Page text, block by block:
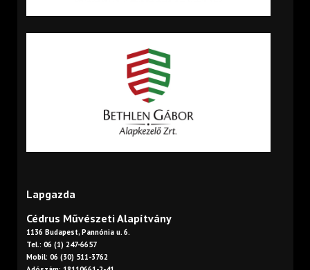
Lapgazda
Cédrus Művészeti Alapítvány
1136 Budapest, Pannónia u. 6.
Tel.: 06 (1) 247-6657
Mobil: 06 (30) 511-3762